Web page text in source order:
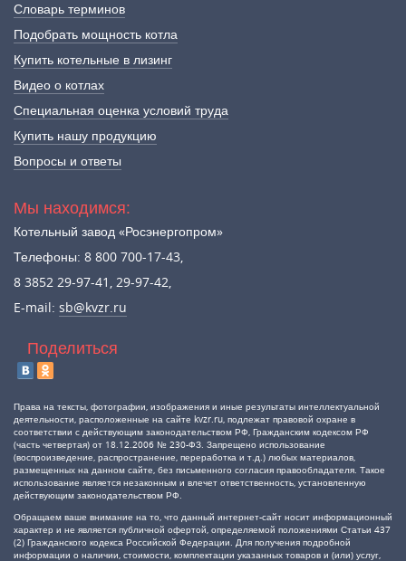
Словарь терминов
Подобрать мощность котла
Купить котельные в лизинг
Видео о котлах
Специальная оценка условий труда
Купить нашу продукцию
Вопросы и ответы
Мы находимся:
Котельный завод «Росэнергопром»
Телефоны: 8 800 700-17-43,
8 3852 29-97-41, 29-97-42,
E-mail: sb@kvzr.ru
Поделиться
Права на тексты, фотографии, изображения и иные результаты интеллектуальной
деятельности, расположенные на сайте kvzr.ru, подлежат правовой охране в
соответствии с действующим законодательством РФ, Гражданским кодексом РФ
(часть четвертая) от 18.12.2006 № 230-ФЗ. Запрещено использование
(воспроизведение, распространение, переработка и т.д.) любых материалов,
размещенных на данном сайте, без письменного согласия правообладателя. Такое
использование является незаконным и влечет ответственность, установленную
действующим законодательством РФ.
Обращаем ваше внимание на то, что данный интернет-сайт носит информационный
характер и не является публичной офертой, определяемой положениями Статьи 437
(2) Гражданского кодекса Российской Федерации. Для получения подробной
информации о наличии, стоимости, комплектации указанных товаров и (или) услуг,